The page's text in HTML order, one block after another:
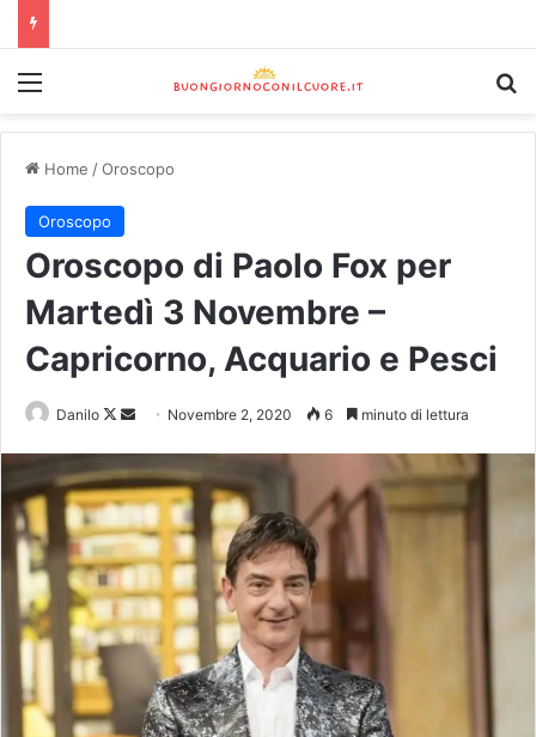
Home /Oroscopo
Oroscopo
Oroscopo di Paolo Fox per
Martedì 3 Novembre –
Capricorno, Acquario e Pesci
Danilo Novembre 2, 2020 6 minuto di lettura